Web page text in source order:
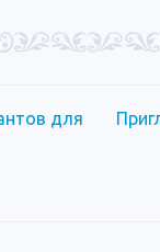
для